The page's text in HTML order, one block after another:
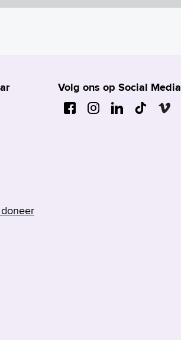
Volg ons op Social Media